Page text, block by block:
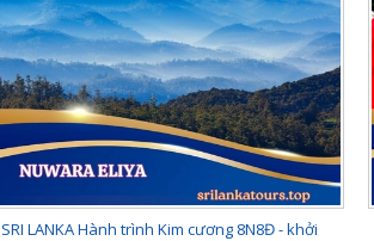
SRI LANKA Hành trình Kim cương 8N8Đ - khởi